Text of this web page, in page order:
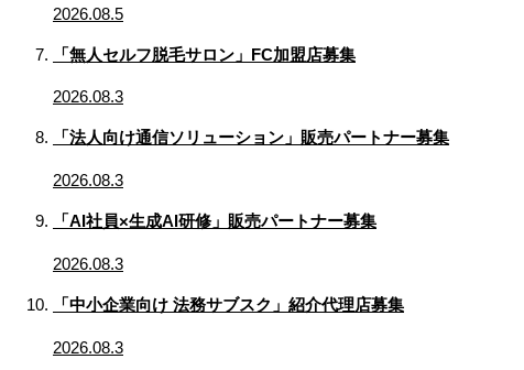
2026.08.5
「無人セルフ脱毛サロン」FC加盟店募集
2026.08.3
「法人向け通信ソリューション」販売パートナー募集
2026.08.3
「AI社員×生成AI研修」販売パートナー募集
2026.08.3
「中小企業向け 法務サブスク」紹介代理店募集
2026.08.3